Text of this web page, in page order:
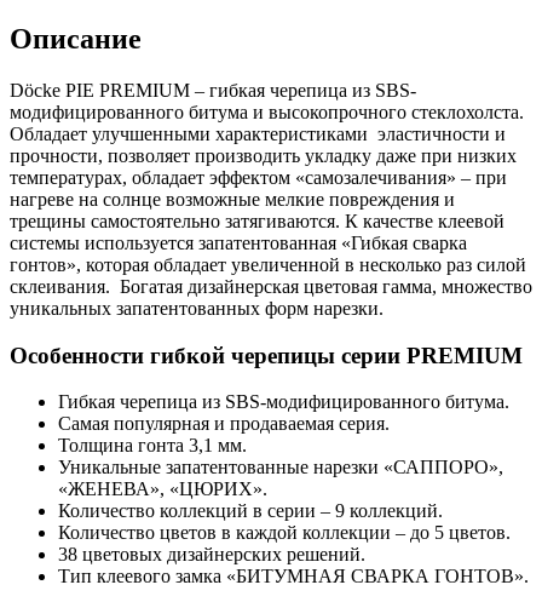
Описание
Döcke PIE PREMIUM – гибкая черепица из SBS-
модифицированного битума и высокопрочного стеклохолста.
Обладает улучшенными характеристиками эластичности и
прочности, позволяет производить укладку даже при низких
температурах, обладает эффектом «самозалечивания» – при
нагреве на солнце возможные мелкие повреждения и
трещины самостоятельно затягиваются. К качестве клеевой
системы используется запатентованная «Гибкая сварка
гонтов», которая обладает увеличенной в несколько раз силой
склеивания. Богатая дизайнерская цветовая гамма, множество
уникальных запатентованных форм нарезки.
Особенности гибкой черепицы серии PREMIUM
Гибкая черепица из SBS-модифицированного битума.
Самая популярная и продаваемая серия.
Толщина гонта 3,1 мм.
Уникальные запатентованные нарезки «САППОРО»,
«ЖЕНЕВА», «ЦЮРИХ».
Количество коллекций в серии – 9 коллекций.
Количество цветов в каждой коллекции – до 5 цветов.
38 цветовых дизайнерских решений.
Тип клеевого замка «БИТУМНАЯ СВАРКА ГОНТОВ».